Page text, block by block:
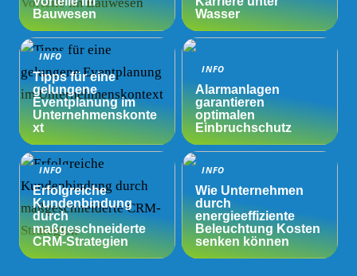
Bauwesen
Wasser
INFO
Tipps für eine
gelungene
Eventplanung im
Unternehmenskonte
xt
INFO
Alarmanlagen
garantieren
optimalen
Einbruchschutz
INFO
Erfolgreiche
Kundenbindung
durch
maßgeschneiderte
CRM-Strategien
INFO
Wie Unternehmen
durch
energieeffiziente
Beleuchtung Kosten
senken können